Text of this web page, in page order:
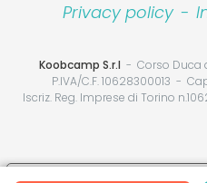
Privacy policy -
Koobcamp S.r.l
Corso Duca
P.IVA/C.F. 10628300013
Iscriz. Reg. Imprese di Torino
Your Privacy Choices